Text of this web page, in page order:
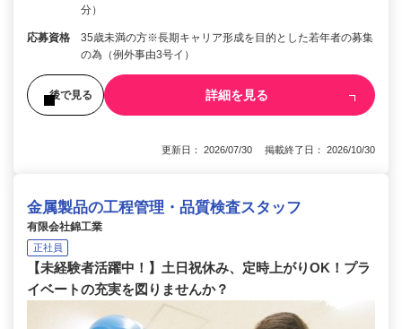
分）
応募資格
35歳未満の方※長期キャリア形成を目的とした若年者の募集
の為（例外事由3号イ）
後で見る 詳細を見る
更新日： 2026/07/30 掲載終了日： 2026/10/30
金属製品の工程管理・品質検査スタッフ
有限会社錦工業
正社員
【未経験者活躍中！】土日祝休み、定時上がりOK！プラ
イベートの充実を図りませんか？